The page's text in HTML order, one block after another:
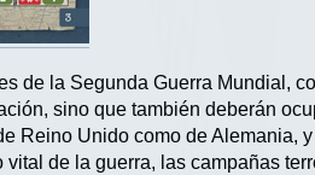
de la Segunda Guerra Mundial,
sino que también deberán
Reino Unido como de Alemania,
de la guerra, las campañas